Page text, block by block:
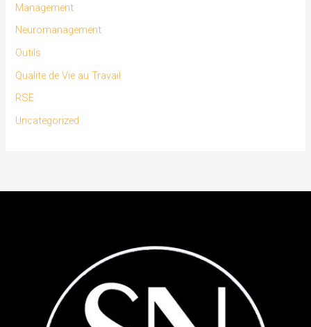
Management
Neuromanagement
Outils
Qualite de Vie au Travail
RSE
Uncategorized